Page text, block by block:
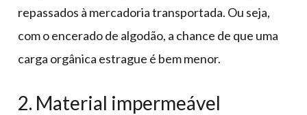
repassados à mercadoria transportada. Ou seja,
com o encerado de algodão, a chance de que uma
carga orgânica estrague é bem menor.
2. Material impermeável